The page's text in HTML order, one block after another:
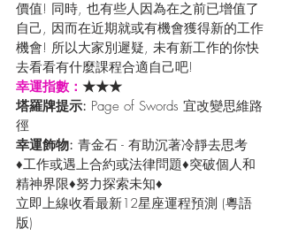
價值! 同時, 也有些人因為在之前已增值了
自己, 因而在近期就或有機會獲得新的工作
機會! 所以大家別遲疑, 未有新工作的你快
去看看有什麼課程合適自己吧!
幸運指數： ★★★
塔羅牌提示: Page of Swords 宜改變思維路
徑
幸運飾物: 青金石 - 有助沉著冷靜去思考
♦工作或遇上合約或法律問題♦突破個人和
精神界限♦努力探索未知♦
立即上線收看最新12星座運程預測 (粵語
版)